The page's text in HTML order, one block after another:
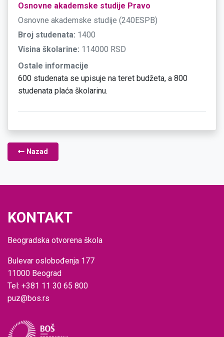
Osnovne akademske studije Pravo
Osnovne akademske studije (240ESPB)
Broj studenata: 1400
Visina školarine: 114000 RSD
Ostale informacije
600 studenata se upisuje na teret budžeta, a 800
studenata plaća školarinu.
Nazad
KONTAKT
Beogradska otvorena škola
Bulevar oslobođenja 177
11000 Beograd
Tel: +381 11 30 65 800
puz@bos.rs